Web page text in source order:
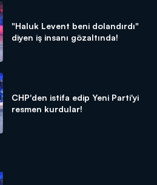
"Haluk Levent beni dolandırdı"
diyen iş insanı gözaltında!
CHP'den istifa edip Yeni Parti'yi
resmen kurdular!